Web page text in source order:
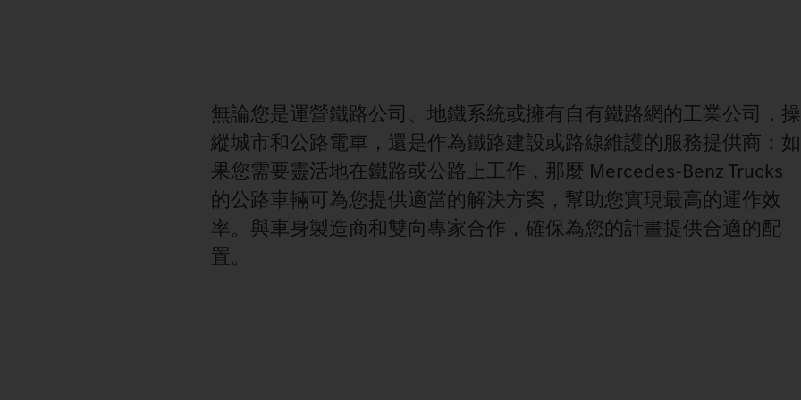
無論您是運營鐵路公司、地鐵系統或擁有自有鐵路網的工業公司，操
縱城市和公路電車，還是作為鐵路建設或路線維護的服務提供商：如
果您需要靈活地在鐵路或公路上工作，那麼 Mercedes‑Benz Trucks
的公路車輛可為您提供適當的解決方案，幫助您實現最高的運作效
率。與車身製造商和雙向專家合作，確保為您的計畫提供合適的配
置。